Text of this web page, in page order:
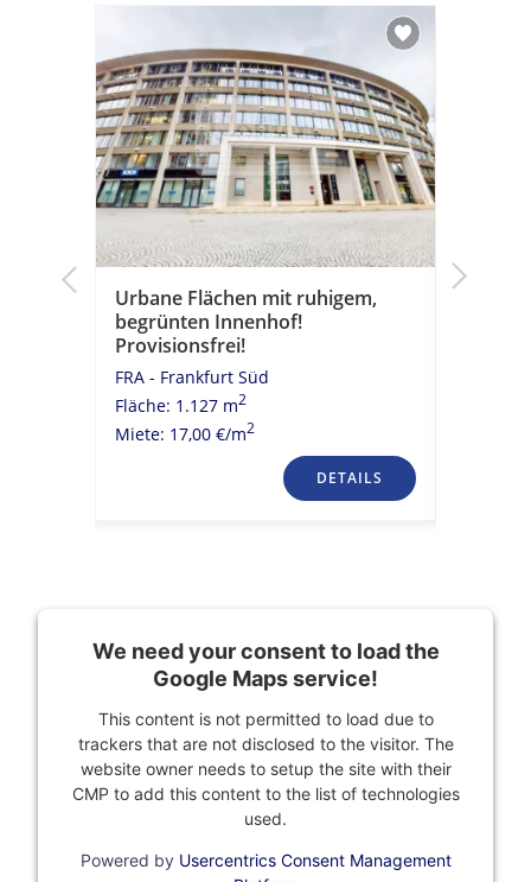
Urbane Flächen mit ruhigem,
begrünten Innenhof!
Provisionsfrei!
FRA - Frankfurt Süd
Fläche: 1.127 m2
Miete: 17,00 €/m2
DETAILS
We need your consent to load the
Google Maps service!
This content is not permitted to load due to
trackers that are not disclosed to the visitor. The
website owner needs to setup the site with their
CMP to add this content to the list of technologies
used.
Powered by Usercentrics Consent Management